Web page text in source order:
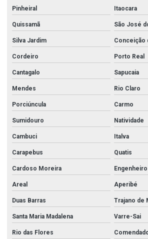
Pinheiral Itaocara
Quissamã São José
Silva Jardim Conceição
Cordeiro Porto Real
Cantagalo Sapucaia
Mendes Rio Claro
Porciúncula Carmo
Sumidouro Natividade
Cambuci Italva
Carapebus Quatis
Cardoso Moreira
Areal Aperibé
Duas Barras Trajano de
Santa Maria Madalena Varre-Sai
Rio das Flores